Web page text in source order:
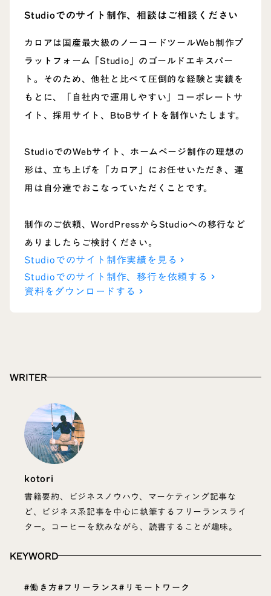
Studioでのサイト制作、相談はご相談ください
カロアは国産最大級のノーコードツールWeb制作プ
ラットフォーム「Studio」のゴールドエキスパー
ト。そのため、他社と比べて圧倒的な経験と実績を
もとに、「自社内で運用しやすい」コーポレートサ
イト、採用サイト、BtoBサイトを制作いたします。
StudioでのWebサイト、ホームページ制作の理想の
形は、立ち上げを「カロア」にお任せいただき、運
用は自分達でおこなっていただくことです。
制作のご依頼、WordPressからStudioへの移行など
ありましたらご検討ください。
Studioでのサイト制作実績を見る keyboard_arrow_right
Studioでのサイト制作、移行を依頼する keyboard_arrow_right
資料をダウンロードする keyboard_arrow_right
WRITER
kotori
書籍要約、ビジネスノウハウ、マーケティング記事な
ど、ビジネス系記事を中心に執筆するフリーランスライ
ター。コーヒーを飲みながら、読書することが趣味。
KEYWORD
#働き方#フリーランス#リモートワーク